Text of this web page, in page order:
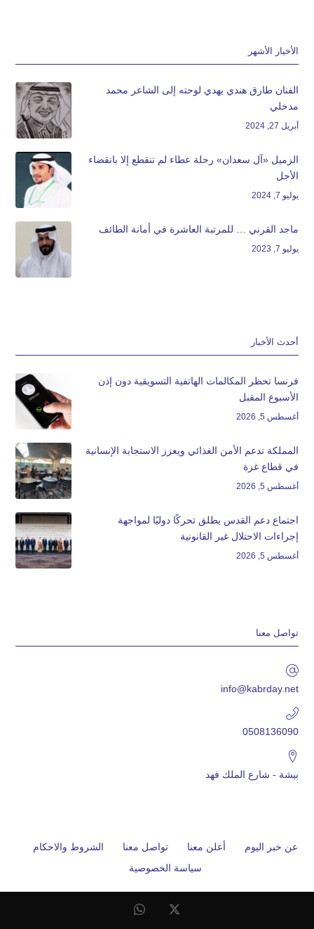
الأخبار الأشهر
الفنان طارق هندي يهدي لوحته إلى الشاعر محمد
مدخلي
أبريل 27, 2024
الزميل «آل سعدان» رحلة عطاء لم تنقطع إلا بانقضاء
الأجل
يوليو 7, 2024
ماجد القرني … للمرتبة العاشرة في أمانة الطائف
يوليو 7, 2023
أحدث الأخبار
فرنسا تحظر المكالمات الهاتفية التسويقية دون إذن
الأسبوع المقبل
أغسطس 5, 2026
المملكة تدعم الأمن الغذائي ويعزز الاستجابة الإنسانية
في قطاع غزة
أغسطس 5, 2026
اجتماع دعم القدس يطلق تحركًا دوليًا لمواجهة
إجراءات الاحتلال غير القانونية
أغسطس 5, 2026
تواصل معنا
info@kabrday.net
0508136090
بيشة - شارع الملك فهد
عن خبر اليوم أعلن معنا تواصل معنا
الشروط والاحكام
سياسة الخصوصية